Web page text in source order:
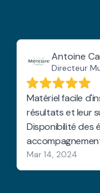
Antoine
Directeur
Matériel facile
résultats et leur
Disponibilité des
Mar 14, 2024